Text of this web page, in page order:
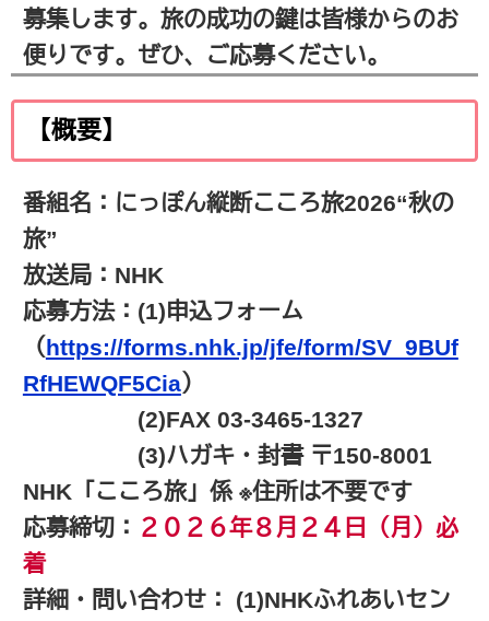
募集します。旅の成功の鍵は皆様からのお
便りです。ぜひ、ご応募ください。
【概要】
番組名：にっぽん縦断こころ旅2026“秋の
旅”
放送局：NHK
応募方法：(1)申込フォーム
（https://forms.nhk.jp/jfe/form/SV_9BUf
RfHEWQF5Cia）
(2)FAX 03-3465-1327
(3)ハガキ・封書 〒150-8001
NHK「こころ旅」係 ※住所は不要です
応募締切： ２０２６年８月２４日（月）必
着
詳細・問い合わせ： (1)NHKふれあいセン